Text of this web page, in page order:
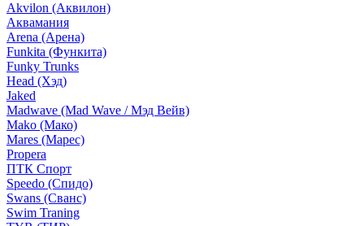
Akvilon (Аквилон)
Аквамания
Arena (Арена)
Funkita (Функита)
Funky Trunks
Head (Хэд)
Jaked
Madwave (Mad Wave / Мэд Вейв)
Mako (Мако)
Mares (Марес)
Propera
ПТК Спорт
Speedo (Спидо)
Swans (Сванс)
Swim Traning